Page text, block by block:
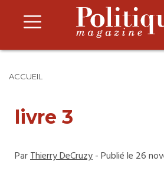
ACCUEIL
livre 3
ParThierry DeCruzy- Publié le 26